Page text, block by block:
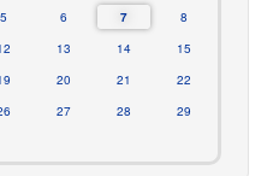
5 6 7
8
13 14
15
20 21
22
27 28
29